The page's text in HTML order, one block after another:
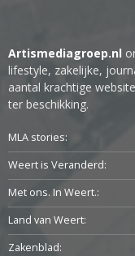
Artismediagroep.nl
lifestyle, zakelijke,
aantal krachtige
ter beschikking.
MLA stories:
Weert is Veranderd:
Met ons. In Weert.:
Land van Weert:
Zakenblad: